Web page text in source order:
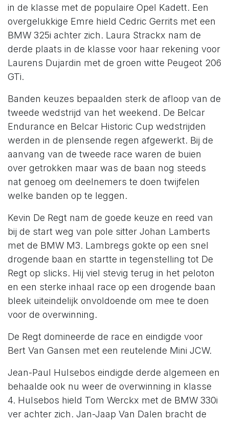
in de klasse met de populaire Opel Kadett. Een
overgelukkige Emre hield Cedric Gerrits met een
BMW 325i achter zich. Laura Strackx nam de
derde plaats in de klasse voor haar rekening voor
Laurens Dujardin met de groen witte Peugeot 206
GTi.
Banden keuzes bepaalden sterk de afloop van de
tweede wedstrijd van het weekend. De Belcar
Endurance en Belcar Historic Cup wedstrijden
werden in de plensende regen afgewerkt. Bij de
aanvang van de tweede race waren de buien
over getrokken maar was de baan nog steeds
nat genoeg om deelnemers te doen twijfelen
welke banden op te leggen.
Kevin De Regt nam de goede keuze en reed van
bij de start weg van pole sitter Johan Lamberts
met de BMW M3. Lambregs gokte op een snel
drogende baan en startte in tegenstelling tot De
Regt op slicks. Hij viel stevig terug in het peloton
en een sterke inhaal race op een drogende baan
bleek uiteindelijk onvoldoende om mee te doen
voor de overwinning.
De Regt domineerde de race en eindigde voor
Bert Van Gansen met een reutelende Mini JCW.
Jean-Paul Hulsebos eindigde derde algemeen en
behaalde ook nu weer de overwinning in klasse
4. Hulsebos hield Tom Werckx met de BMW 330i
ver achter zich. Jan-Jaap Van Dalen bracht de